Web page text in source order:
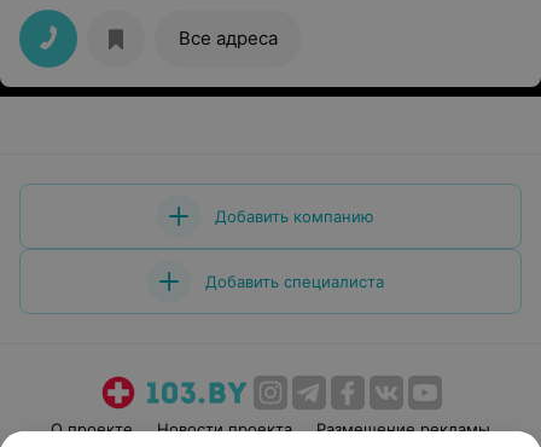
Все адреса
Добавить компанию
Добавить специалиста
О проекте Новости проекта Размещение рекламы